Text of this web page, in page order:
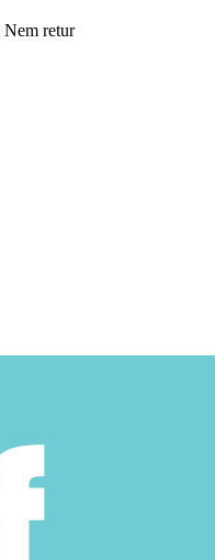
Nem retur